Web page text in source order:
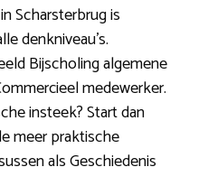
Scharsterbrug is
denkniveau’s.
Bijscholing algemene
medewerker.
insteek? Start dan
meer praktische
als Geschiedenis